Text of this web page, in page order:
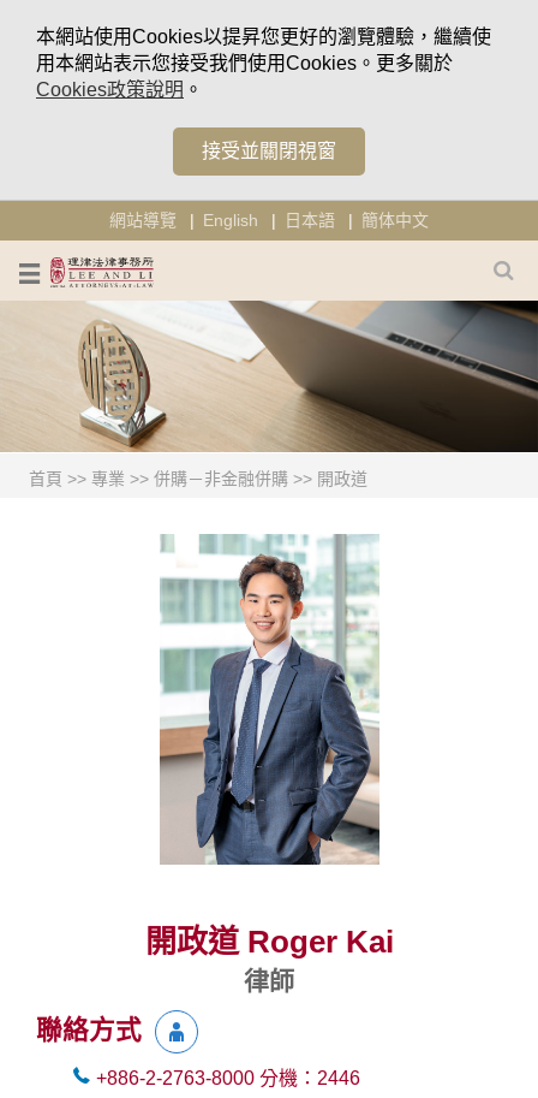
本網站使用Cookies以提昇您更好的瀏覽體驗，繼續使
用本網站表示您接受我們使用Cookies。更多關於
Cookies政策說明 。
接受並關閉視窗
網站導覽 English 日本語 簡体中文
首頁 >> 專業 >> 併購－非金融併購 >> 開政道
開政道 Roger Kai
律師
聯絡方式
+886-2-2763-8000 分機： 2446